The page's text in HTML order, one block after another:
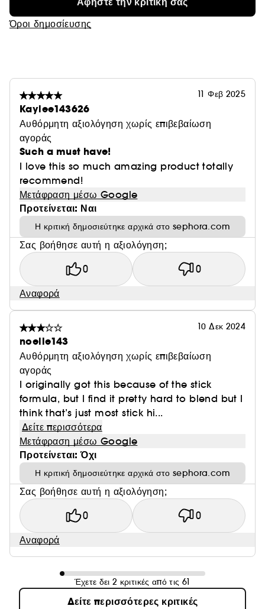
Όροι δημοσίευσης
11 Φεβ 2025
Kaylee143626
Αυθόρμητη αξιολόγηση χωρίς επιβεβαίωση
αγοράς
Such a must have!
I love this so much amazing product totally
recommend!
Μετάφραση μέσω Google
Προτείνεται: Ναι
Η κριτική δημοσιεύτηκε αρχικά στο sephora.com
Σας βοήθησε αυτή η αξιολόγηση;
0 0
Αναφορά
10 Δεκ 2024
noelle143
Αυθόρμητη αξιολόγηση χωρίς επιβεβαίωση
αγοράς
I originally got this because of the stick
formula, but I find it pretty hard to blend but I
think that’s just most stick hi...
Δείτε περισσότερα
Μετάφραση μέσω Google
Προτείνεται: Όχι
Η κριτική δημοσιεύτηκε αρχικά στο sephora.com
Σας βοήθησε αυτή η αξιολόγηση;
0 0
Αναφορά
Έχετε δει 2 κριτικές από τις 61
Δείτε περισσότερες κριτικές